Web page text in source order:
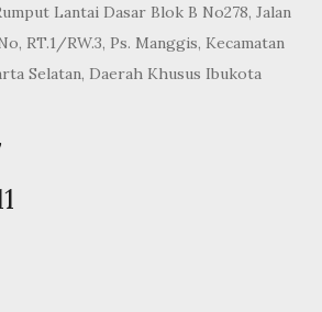
Lantai Dasar Blok B No278, Jalan
RT.1/RW.3, Ps. Manggis, Kecamatan
Selatan, Daerah Khusus Ibukota